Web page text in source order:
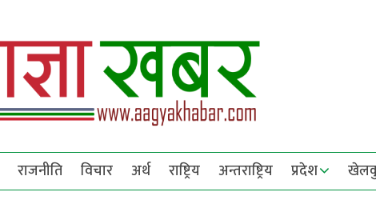
राजनीति विचार अर्थ राष्ट्रिय अन्तराष्ट्रिय प्रदेश